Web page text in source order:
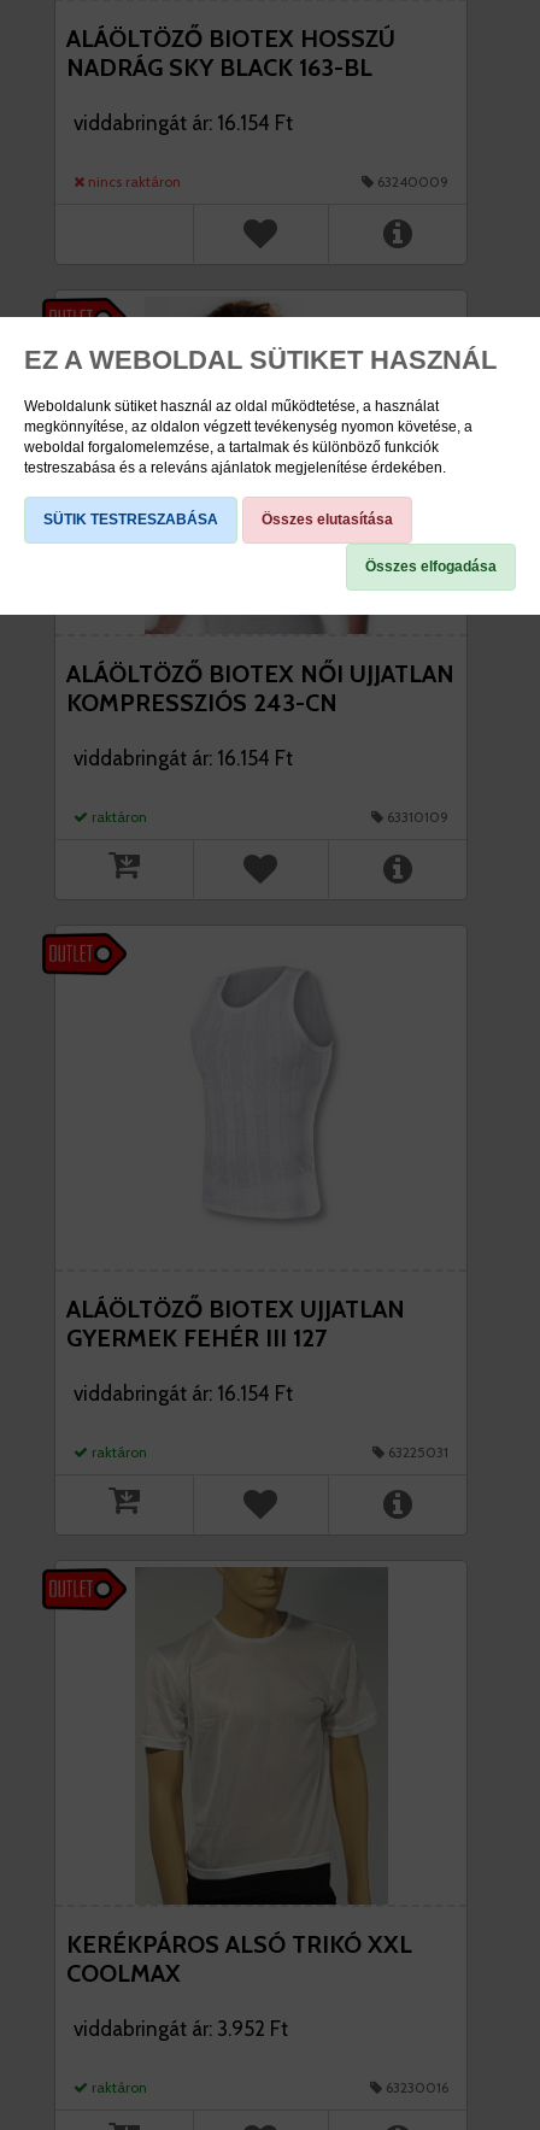
EZ A WEBOLDAL SÜTIKET HASZNÁL
Weboldalunk sütiket használ az oldal működtetése, a használat
megkönnyítése, az oldalon végzett tevékenység nyomon követése, a
weboldal forgalomelemzése, a tartalmak és különböző funkciók
testreszabása és a releváns ajánlatok megjelenítése érdekében.
SÜTIK TESTRESZABÁSA Összes elutasítása
Összes elfogadása
ALÁÖLTÖZŐ BIOTEX HOSSZÚ
NADRÁG SKY BLACK 163-BL
viddabringát ár: 16.154 Ft
nincs raktáron 63240009
ALÁÖLTÖZŐ BIOTEX NŐI UJJATLAN
KOMPRESSZIÓS 243-CN
viddabringát ár: 16.154 Ft
raktáron 63310109
ALÁÖLTÖZŐ BIOTEX UJJATLAN
GYERMEK FEHÉR III 127
viddabringát ár: 16.154 Ft
raktáron 63225031
KERÉKPÁROS ALSÓ TRIKÓ XXL
COOLMAX
viddabringát ár: 3.952 Ft
raktáron 63230016